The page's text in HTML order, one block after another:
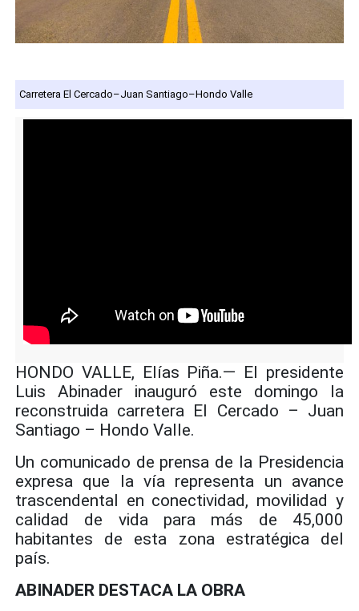
Carretera El Cercado–Juan Santiago–Hondo Valle
HONDO VALLE, Elías Piña.— El presidente
Luis Abinader inauguró este domingo la
reconstruida carretera El Cercado – Juan
Santiago – Hondo Valle.
Un comunicado de prensa de la Presidencia
expresa que la vía representa un avance
trascendental en conectividad, movilidad y
calidad de vida para más de 45,000
habitantes de esta zona estratégica del
país.
ABINADER DESTACA LA OBRA